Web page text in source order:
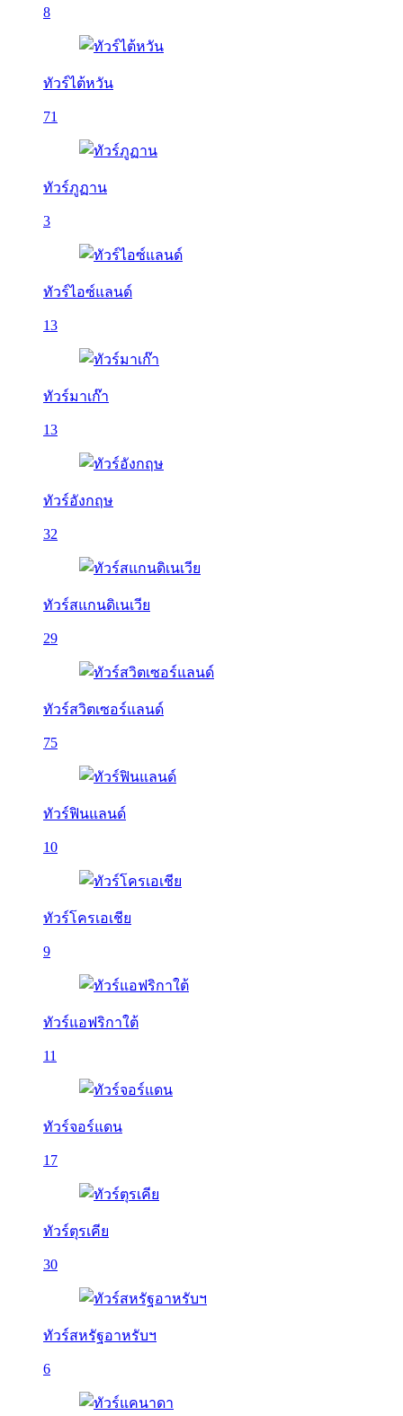
8
ทัวร์ไต้หวัน
71
ทัวร์ภูฏาน
3
ทัวร์ไอซ์แลนด์
13
ทัวร์มาเก๊า
13
ทัวร์อังกฤษ
32
ทัวร์สแกนดิเนเวีย
29
ทัวร์สวิตเซอร์แลนด์
75
ทัวร์ฟินแลนด์
10
ทัวร์โครเอเชีย
9
ทัวร์แอฟริกาใต้
11
ทัวร์จอร์แดน
17
ทัวร์ตุรเคีย
30
ทัวร์สหรัฐอาหรับฯ
6